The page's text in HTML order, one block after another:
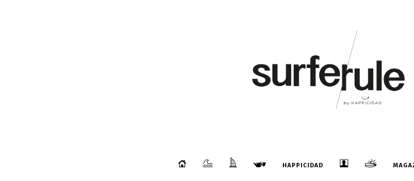
HAPPICIDAD